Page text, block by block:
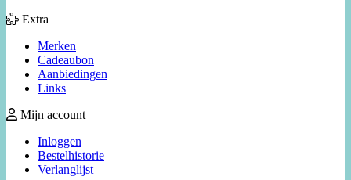
Extra
Merken
Cadeaubon
Aanbiedingen
Links
Mijn account
Inloggen
Bestelhistorie
Verlanglijst